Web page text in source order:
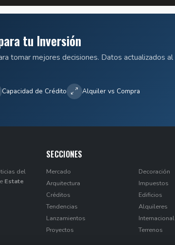
tu Inversión
tomar mejores decisiones. Datos actualizados al
Capacidad de Crédito Alquiler vs Compra
del
Estate
SECCIONES
Mercado
Arquitectura
Créditos
Tendencias
Lanzamientos
Proyectos
Decoración
Impuestos
Edificios
Alquileres
Internacional
Terrenos